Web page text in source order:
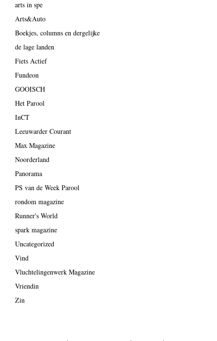
arts in spe
Arts&Auto
Boekjes, columns en dergelijke
de lage landen
Fiets Actief
Fundeon
GOOISCH
Het Parool
InCT
Leeuwarder Courant
Max Magazine
Noorderland
Panorama
PS van de Week Parool
rondom magazine
Runner's World
spark magazine
Uncategorized
Vind
Vluchtelingenwerk Magazine
Vriendin
Zin